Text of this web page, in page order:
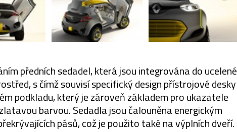
předních sedadel, která jsou integrována do ucelené
s čímž souvisí specifický design přístrojové desky
podkladu, který je zároveň základem pro ukazatele
barvou. Sedadla jsou čalouněna energickým
pásů, což je použito také na výplních dveří.